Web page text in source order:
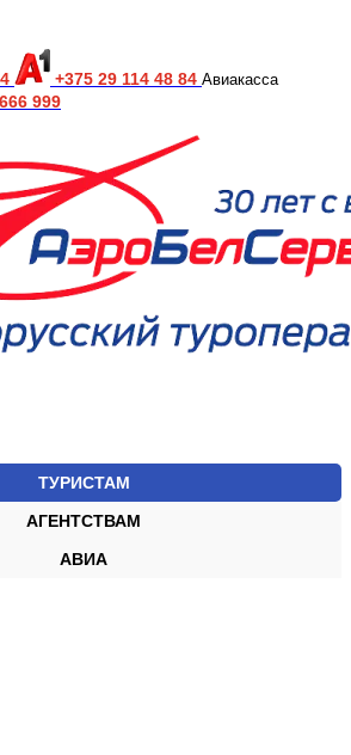
+375 29 114 48 84 Авиакасса
999
ТУРИСТАМ
АГЕНТСТВАМ
АВИА